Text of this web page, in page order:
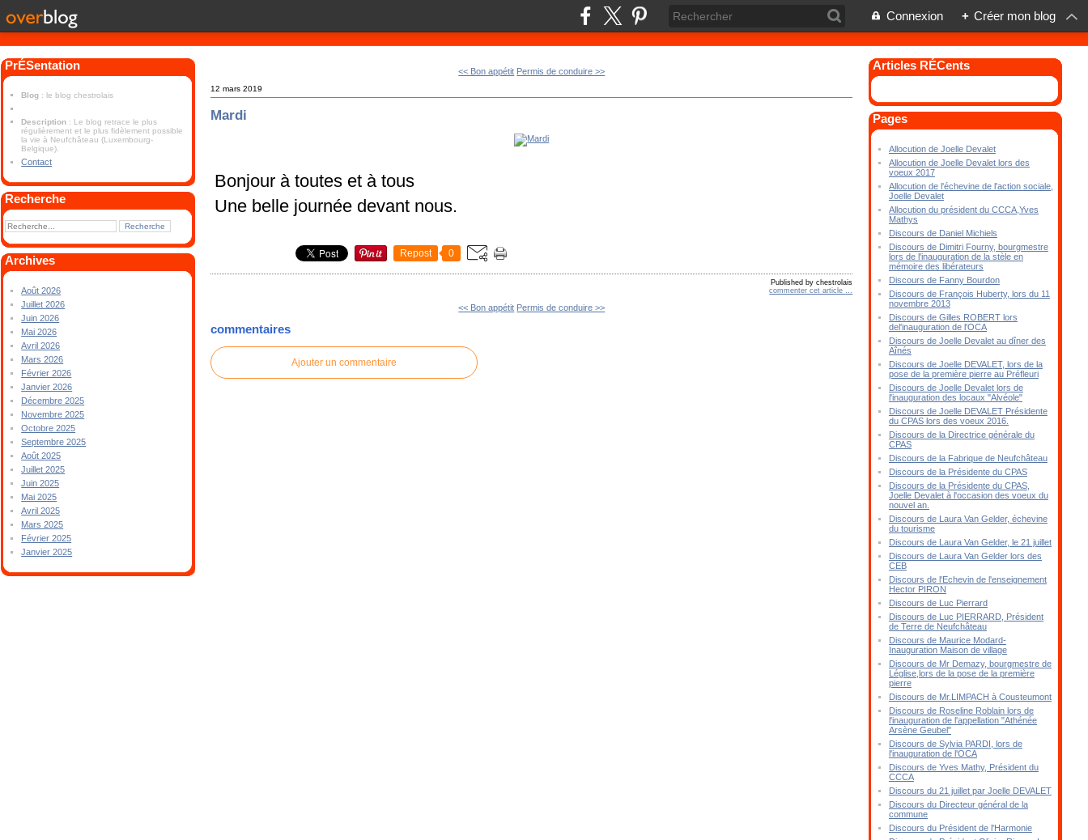
Connexion + Créer mon blog
PrÉSentation
Blog : le blog chestrolais
Description : Le blog retrace le plus
régulièrement et le plus fidèlement possible
la vie à Neufchâteau (Luxembourg-
Belgique).
Contact
Recherche
Archives
Août 2026
Juillet 2026
Juin 2026
Mai 2026
Avril 2026
Mars 2026
Février 2026
Janvier 2026
Décembre 2025
Novembre 2025
Octobre 2025
Septembre 2025
Août 2025
Juillet 2025
Juin 2025
Mai 2025
Avril 2025
Mars 2025
Février 2025
Janvier 2025
<< Bon appétit Permis de conduire >>
12 mars 2019
Mardi
Bonjour à toutes et à tous
Une belle journée devant nous.
Repost 0
Published by chestrolais
commenter cet article
<< Bon appétit Permis de conduire >>
commentaires
Ajouter un commentaire
Articles RÉCents
Pages
Allocution de Joelle Devalet
Allocution de Joelle Devalet lors des
voeux 2017
Allocution de l'échevine de l'action sociale,
Joelle Devalet
Allocution du président du CCCA,Yves
Mathys
Discours de Daniel Michiels
Discours de Dimitri Fourny, bourgmestre
lors de l'inauguration de la stèle en
mémoire des libérateurs
Discours de Fanny Bourdon
Discours de François Huberty, lors du 11
novembre 2013
Discours de Gilles ROBERT lors
del'inauguration de l'OCA
Discours de Joelle Devalet au dîner des
Aînés
Discours de Joelle DEVALET, lors de la
pose de la première pierre au Préfleuri
Discours de Joelle Devalet lors de
l'inauguration des locaux "Alvéole"
Discours de Joelle DEVALET Présidente
du CPAS lors des voeux 2016.
Discours de la Directrice générale du
CPAS
Discours de la Fabrique de Neufchâteau
Discours de la Présidente du CPAS
Discours de la Présidente du CPAS,
Joelle Devalet à l'occasion des voeux du
nouvel an.
Discours de Laura Van Gelder, échevine
du tourisme
Discours de Laura Van Gelder, le 21 juillet
Discours de Laura Van Gelder lors des
CEB
Discours de l'Echevin de l'enseignement
Hector PIRON
Discours de Luc Pierrard
Discours de Luc PIERRARD, Président
de Terre de Neufchâteau
Discours de Maurice Modard-
Inauguration Maison de village
Discours de Mr Demazy, bourgmestre de
Léglise,lors de la pose de la première
pierre
Discours de Mr.LIMPACH à Cousteumont
Discours de Roseline Roblain lors de
l'inauguration de l'appellation "Athénée
Arsène Geubel"
Discours de Sylvia PARDI, lors de
l'inauguration de l'OCA
Discours de Yves Mathy, Président du
CCCA
Discours du 21 juillet par Joelle DEVALET
Discours du Directeur général de la
commune
Discours du Président de l'Harmonie